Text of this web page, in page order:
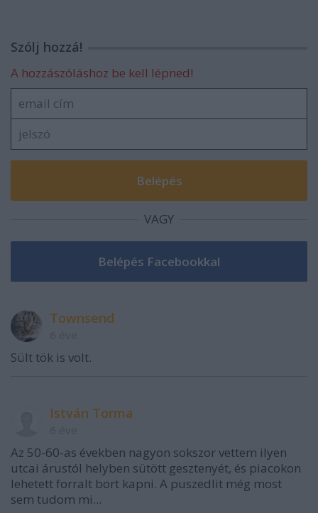
Szólj hozzá!
A hozzászóláshoz be kell lépned!
VAGY
Townsend
Sült tök is volt.
István Torma
Az 50-60-as években nagyon sokszor vettem ilyen
utcai árustól helyben sütött gesztenyét, és piacokon
lehetett forralt bort kapni. A puszedlit még most
sem tudom mi...